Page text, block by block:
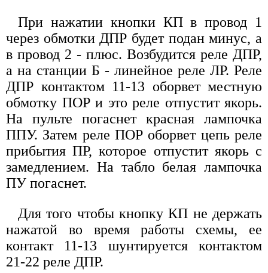
При нажатии кнопки КП в провод 1
через обмотки ДПР будет подан минус, а
в провод 2 - плюс. Возбудится реле ДПР,
а на станции Б - линейное реле ЛР. Реле
ДПР контактом 11-13 оборвет местную
обмотку ПОР и это реле отпустит якорь.
На пульте погаснет красная лампочка
ППУ. Затем реле ПОР оборвет цепь реле
прибытия ПР, которое отпустит якорь с
замедлением. На табло белая лампочка
ПУ погаснет.
Для того чтобы кнопку КП не держать
нажатой во время работы схемы, ее
контакт 11-13 шунтируется контактом
21-22 реле ДПР.